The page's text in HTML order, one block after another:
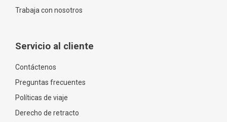
Trabaja con nosotros
Servicio al cliente
Contáctenos
Preguntas frecuentes
Políticas de viaje
Derecho de retracto